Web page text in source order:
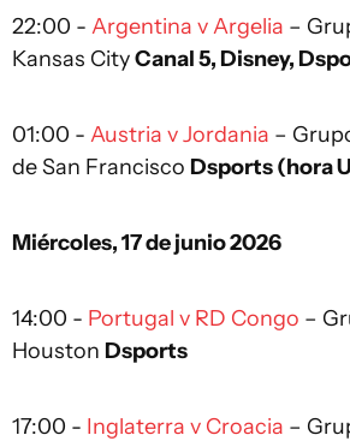
22:00 - Argentina v Argelia –
Kansas CityCanal 5, Disney,
01:00 - Austria v Jordania –
de San Francisco Dsports (hora
Miércoles, 17 de junio 2026
14:00 - Portugal v RD Congo –
Houston Dsports
17:00 - Inglaterra v Croacia –